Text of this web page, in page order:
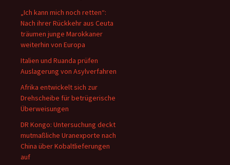
„Ich kann mich noch retten“:
Nach ihrer Rückkehr aus Ceuta
träumen junge Marokkaner
weiterhin von Europa
Italien und Ruanda prüfen
Auslagerung von Asylverfahren
Afrika entwickelt sich zur
Drehscheibe für betrügerische
Überweisungen
DR Kongo: Untersuchung deckt
mutmaßliche Uranexporte nach
China über Kobaltlieferungen
auf